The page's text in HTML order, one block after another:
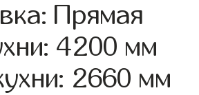
Прямая
4200 мм
2660 мм